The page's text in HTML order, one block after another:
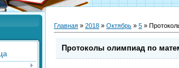
Главная » 2018 » Октябрь » 5 »
Протоколы олимпиад по